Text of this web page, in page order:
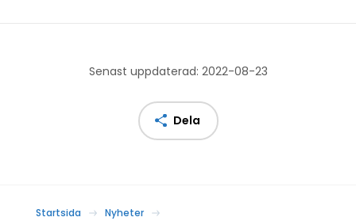
Senast uppdaterad: 2022-08-23
Dela
Startsida
Nyheter